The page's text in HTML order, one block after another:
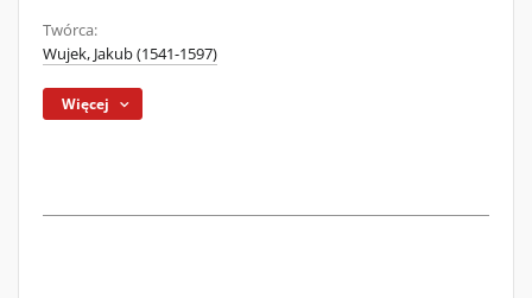
Twórca:
Wujek, Jakub (1541-1597)
Więcej